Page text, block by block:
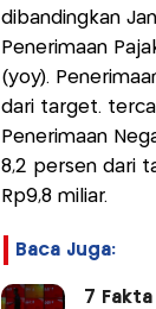
dibandingkan
Penerimaan
(yoy).
dari target.
Penerimaan
8,2 persen dari
Rp9,8 miliar.
Baca Juga:
7